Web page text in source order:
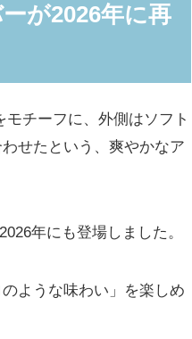
が2026年に再
モチーフに、外側はソフト
せたという、爽やかなア
年にも登場しました。
ような味わい」を楽しめ